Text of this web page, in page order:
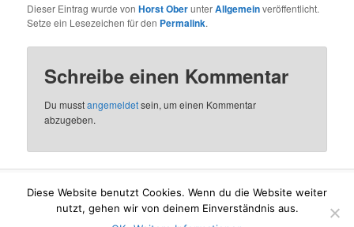
Dieser Eintrag wurde vonHorst OberunterAllgemeinveröffentlicht.
Setze ein Lesezeichen für den Permalink.
Schreibe einen Kommentar
Du musstangemeldetsein, um einen Kommentar
abzugeben.
Mit Stolz präsentiert von WordPress
Diese Website benutzt Cookies. Wenn du die Website weiter
nutzt, gehen wir von deinem Einverständnis aus.